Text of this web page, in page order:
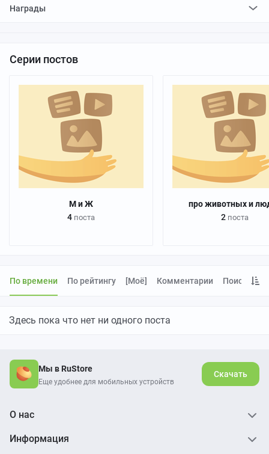
отредактировалa
Награды
Серии постов
М и Ж
4 поста
про животных и
2 поста
По времени По рейтингу [моё] Комментарии Поиск
Здесь пока что нет ни одного поста
Мы в RuStore
Еще удобнее для мобильных устройств
Скачать
О нас
Информация